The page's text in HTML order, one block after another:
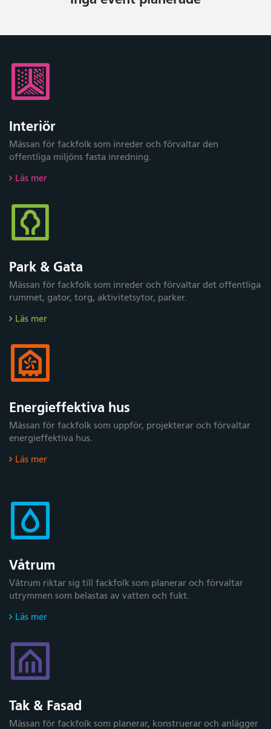
Interiör
Mässan för fackfolk som inreder och förvaltar den
offentliga miljöns fasta inredning.
Läs mer
Park & Gata
Mässan för fackfolk som inreder och förvaltar det offentliga
rummet, gator, torg, aktivitetsytor, parker.
Läs mer
Energieffektiva hus
Mässan för fackfolk som uppför, projekterar och förvaltar
energieffektiva hus.
Läs mer
Våtrum
Våtrum riktar sig till fackfolk som planerar och förvaltar
utrymmen som belastas av vatten och fukt.
Läs mer
Tak & Fasad
Mässan för fackfolk som planerar, konstruerar och anlägger